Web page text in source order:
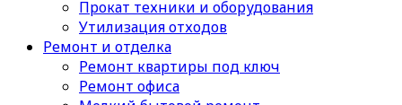
Прокат техники и оборудования
Утилизация отходов
Ремонт и отделка
Ремонт квартиры под ключ
Ремонт офиса